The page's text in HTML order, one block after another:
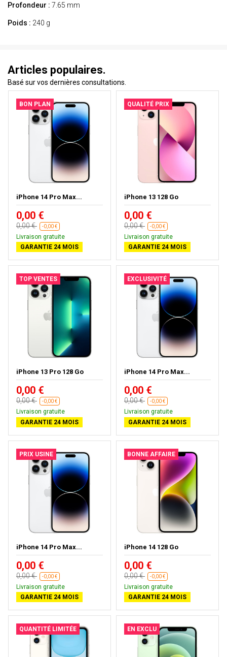
Profondeur : 7.65 mm
Poids : 240 g
Articles populaires.
Basé sur vos dernières consultations.
BON PLAN
iPhone 14 Pro Max...
0,00 €
0,00 € -0,00 €
Livraison gratuite
GARANTIE 24 MOIS
QUALITÉ PRIX
iPhone 13 128 Go
0,00 €
0,00 € -0,00 €
Livraison gratuite
GARANTIE 24 MOIS
TOP VENTES
iPhone 13 Pro 128 Go
0,00 €
0,00 € -0,00 €
Livraison gratuite
GARANTIE 24 MOIS
EXCLUSIVITÉ
iPhone 14 Pro Max...
0,00 €
0,00 € -0,00 €
Livraison gratuite
GARANTIE 24 MOIS
PRIX USINE
iPhone 14 Pro Max...
0,00 €
0,00 € -0,00 €
Livraison gratuite
GARANTIE 24 MOIS
BONNE AFFAIRE
iPhone 14 128 Go
0,00 €
0,00 € -0,00 €
Livraison gratuite
GARANTIE 24 MOIS
QUANTITÉ LIMITÉE EN EXCLU